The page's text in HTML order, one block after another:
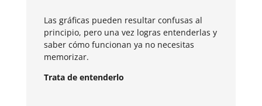
Las gráficas pueden resultar confusas al
principio, pero una vez logras entenderlas y
saber cómo funcionan ya no necesitas
memorizar.
Trata de entenderlo